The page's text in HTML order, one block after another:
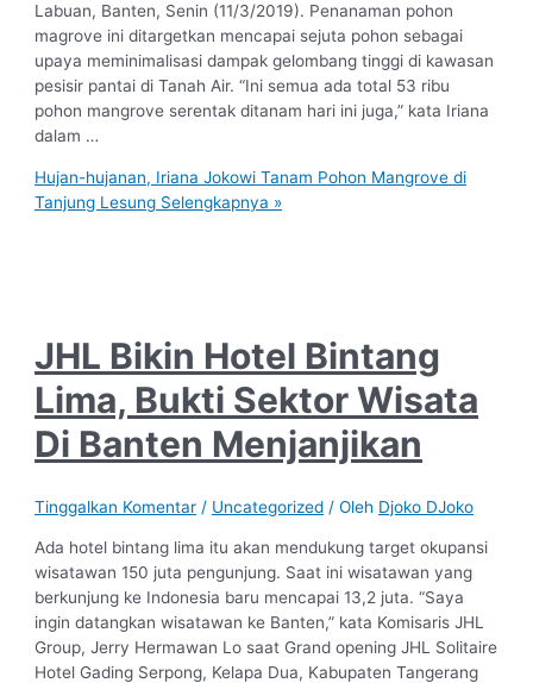
Labuan, Banten, Senin (11/3/2019). Penanaman pohon
magrove ini ditargetkan mencapai sejuta pohon sebagai
upaya meminimalisasi dampak gelombang tinggi di kawasan
pesisir pantai di Tanah Air. “Ini semua ada total 53 ribu
pohon mangrove serentak ditanam hari ini juga,” kata Iriana
dalam …
Hujan-hujanan, Iriana Jokowi Tanam Pohon Mangrove di
Tanjung Lesung Selengkapnya »
JHL Bikin Hotel Bintang
Lima, Bukti Sektor Wisata
Di Banten Menjanjikan
Tinggalkan Komentar / Uncategorized / Oleh Djoko DJoko
Ada hotel bintang lima itu akan mendukung target okupansi
wisatawan 150 juta pengunjung. Saat ini wisatawan yang
berkunjung ke Indonesia baru mencapai 13,2 juta. “Saya
ingin datangkan wisatawan ke Banten,” kata Komisaris JHL
Group, Jerry Hermawan Lo saat Grand opening JHL Solitaire
Hotel Gading Serpong, Kelapa Dua, Kabupaten Tangerang